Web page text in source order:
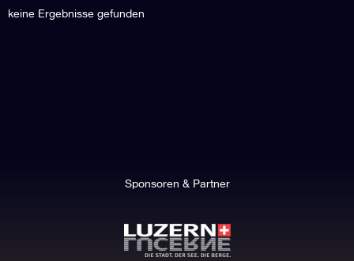
keine Ergebnisse gefunden
Sponsoren & Partner